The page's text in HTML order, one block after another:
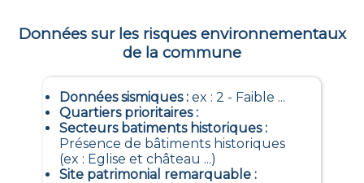
Données sur les risques environnementaux
de la commune
Données sismiques: ex : 2 - Faible ...
Quartiers prioritaires:
Secteurs batiments historiques:
Présence de bâtiments historiques
(ex : Eglise et château ...)
Site patrimonial remarquable: